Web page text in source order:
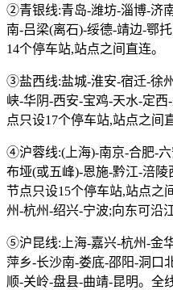
②青银线:青岛-潍坊-淄博-济
南-吕梁(离石)-绥德-靖边-鄂
14个停车站,站点之间直连。
③盐西线:盐城-淮安-宿迁-徐
峡-华阴-西安-宝鸡-天水-定
点只设17个停车站,站点之间
④沪蓉线:(上海)-南京-合肥-
布垭(或五峰)-恩施-黔江-涪
节点只设15个停车站,站点之
州-杭州-绍兴-宁波;向东可沿
⑤沪昆线:上海-嘉兴-杭州-金
萍乡-长沙南-娄底-邵阳-洞口
顺-关岭-盘县-曲靖-昆明。全